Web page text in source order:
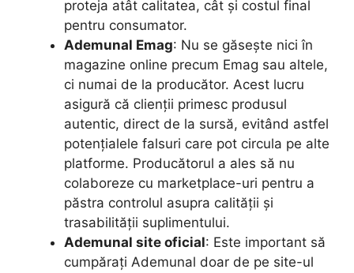
proteja atât calitatea, cât și costul final
pentru consumator.
Ademunal Emag: Nu se găsește nici în
magazine online precum Emag sau altele,
ci numai de la producător. Acest lucru
asigură că clienții primesc produsul
autentic, direct de la sursă, evitând astfel
potențialele falsuri care pot circula pe alte
platforme. Producătorul a ales să nu
colaboreze cu marketplace-uri pentru a
păstra controlul asupra calității și
trasabilității suplimentului.
Ademunal site oficial: Este important să
cumpărați Ademunal doar de pe site-ul